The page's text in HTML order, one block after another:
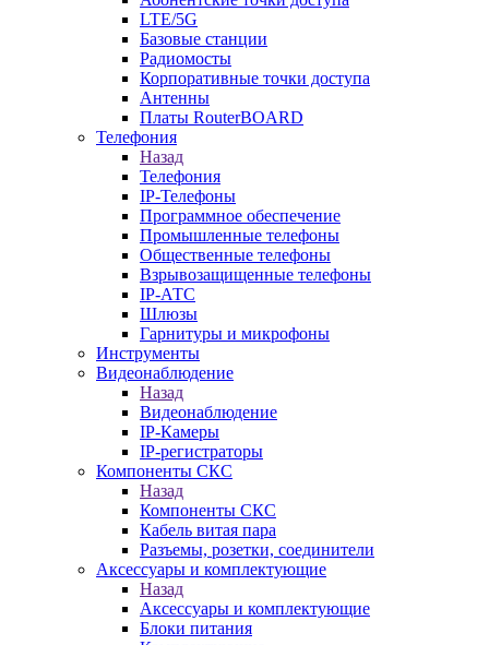
LTE/5G
Базовые станции
Радиомосты
Корпоративные точки доступа
Антенны
Платы RouterBOARD
Телефония
Назад
Телефония
IP-Телефоны
Программное обеспечение
Промышленные телефоны
Общественные телефоны
Взрывозащищенные телефоны
IP-АТС
Шлюзы
Гарнитуры и микрофоны
Инструменты
Видеонаблюдение
Назад
Видеонаблюдение
IP-Камеры
IP-регистраторы
Компоненты СКС
Назад
Компоненты СКС
Кабель витая пара
Разъемы, розетки, соединители
Аксессуары и комплектующие
Назад
Аксессуары и комплектующие
Блоки питания